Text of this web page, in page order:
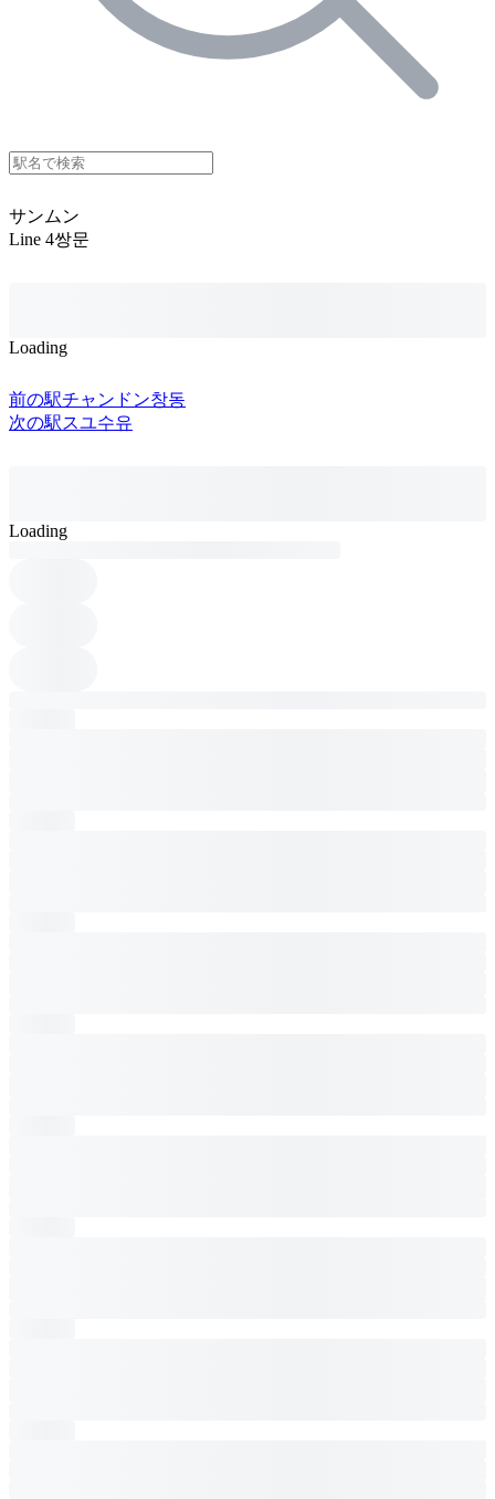
サンムン
Line 4쌍문
Loading
前の駅チャンドン창동
次の駅スユ수유
Loading